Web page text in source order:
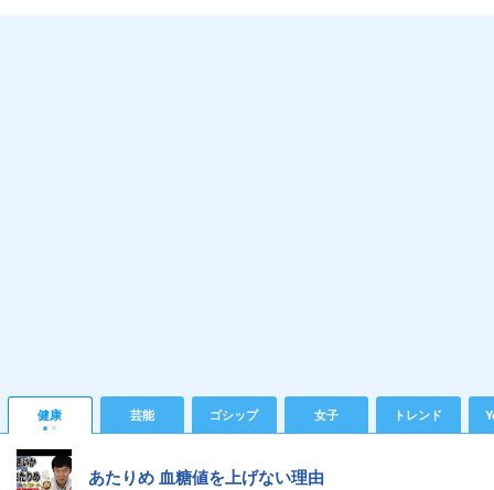
健康 芸能 ゴシップ 女子 トレンド
あたりめ 血糖値を上げない理由